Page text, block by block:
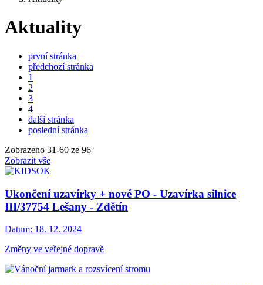
Aktuality
první stránka
předchozí stránka
1
2
3
4
další stránka
poslední stránka
Zobrazeno 31-60 ze 96
Zobrazit vše
Ukončení uzavírky + nové PO - Uzavírka silnice
III/37754 Lešany - Zdětín
Datum: 18. 12. 2024
Změny ve veřejné dopravě